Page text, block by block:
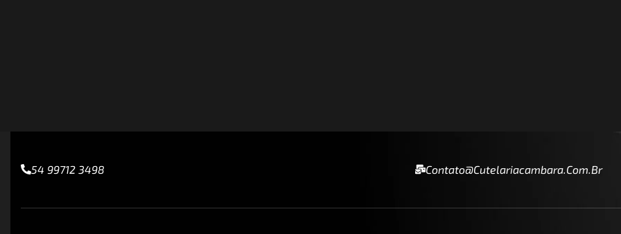
54 99712 3498 Contato@cutelariacambara.com.br